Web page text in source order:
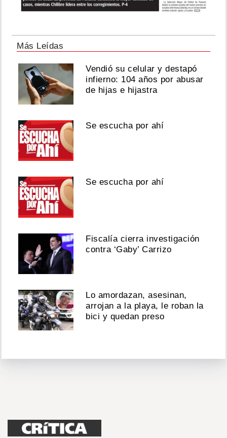
Más Leídas
Vendió su celular y destapó
infierno: 104 años por abusar
de hijas e hijastra
Se escucha por ahí
Se escucha por ahí
Fiscalía cierra investigación
contra ‘Gaby’ Carrizo
Lo amordazan, asesinan,
arrojan a la playa, le roban la
bici y quedan preso